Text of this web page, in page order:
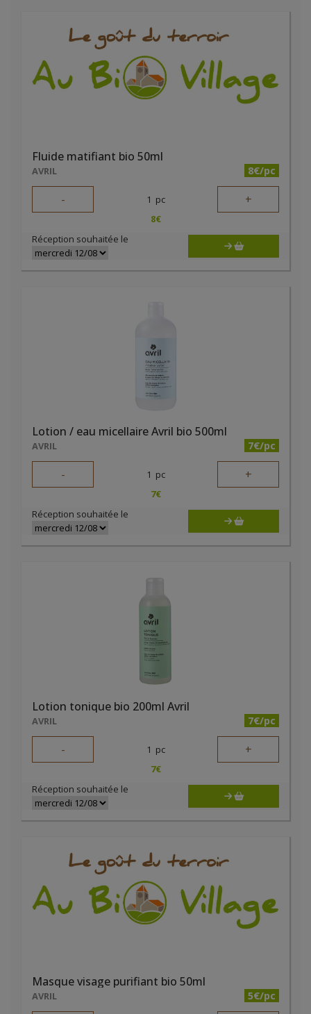
Fluide matifiant bio 50ml
AVRIL 8€/pc
- 1 pc +
8€
Réception souhaitée le
Lotion / eau micellaire Avril bio 500ml
AVRIL 7€/pc
- 1 pc +
7€
Réception souhaitée le
Lotion tonique bio 200ml Avril
AVRIL 7€/pc
- 1 pc +
7€
Réception souhaitée le
Masque visage purifiant bio 50ml
AVRIL 5€/pc